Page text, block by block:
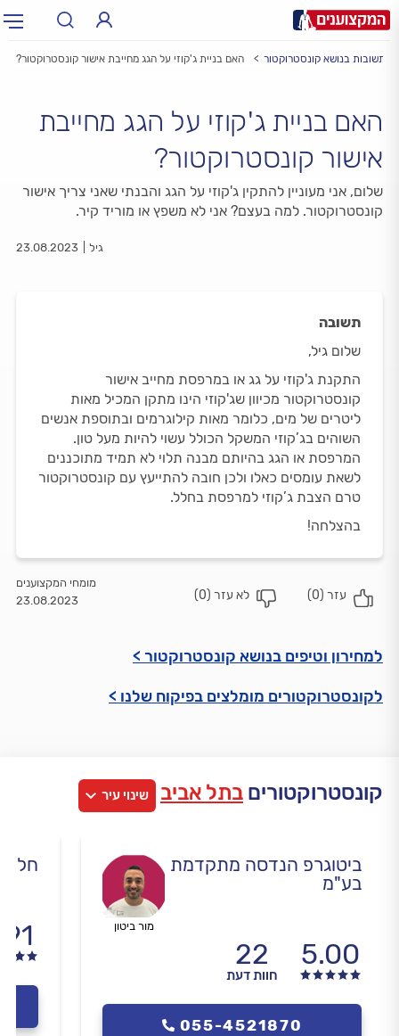
עיר: תל אביב, חיפה…
ותשובות בנושא קונסטרוקטור האם בניית ג'קוזי על הגג מחייבת אישור קונסטרוקטור?
האם בניית ג'קוזי על הגג מחייבת
אישור קונסטרוקטור?
שלום, אני מעוניין להתקין ג'קוזי על הגג והבנתי שאני צריך אישור
קונסטרוקטור. למה בעצם? אני לא משפץ או מוריד קיר.
גיל 23.08.2023
תשובה
שלום גיל,
התקנת ג'קוזי על גג או במרפסת מחייב אישור
קונסטרוקטור מכיוון שג'קוזי הינו מתקן המכיל מאות
ליטרים של מים, כלומר מאות קילוגרמים ובתוספת אנשים
השוהים בג’קוזי המשקל הכולל עשוי להיות מעל טון.
המרפסת או הגג בהיותם מבנה תלוי לא תמיד מתוכננים
לשאת עומסים כאלו ולכן חובה להתייעץ עם קונסטרוקטור
טרם הצבת ג’קוזי למרפסת בחלל.
בהצלחה!
0
)
0
)
מומחי המקצוענים
23.08.2023
למחירון וטיפים בנושא קונסטרוקטור >
לקונסטרוקטורים מומלצים בפיקוח שלנו >
קונסטרוקטורים בתל אביב שינוי עיר
ביטוגרפ הנדסה מתקדמת
בע"מ
5.00
22
חוות דעת
מור ביטון
055-4521870